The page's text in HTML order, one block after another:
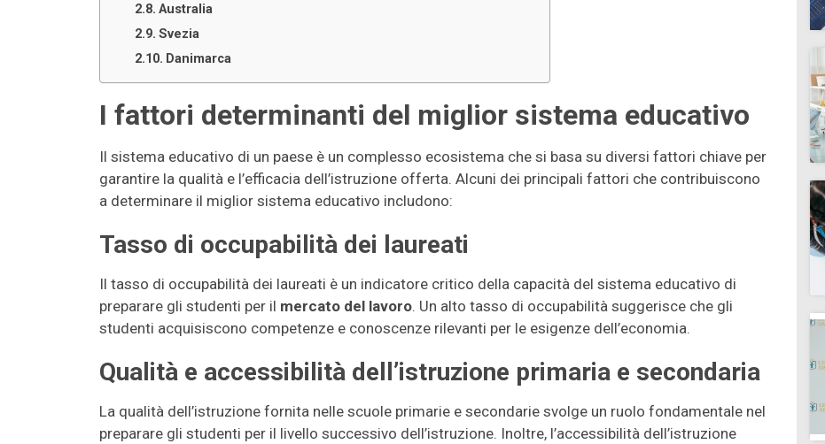
Australia
Svezia
Danimarca
I fattori determinanti del miglior sistema educativo
Il sistema educativo di un paese è un complesso ecosistema che si basa su diversi fattori chiave per
garantire la qualità e l’efficacia dell’istruzione offerta. Alcuni dei principali fattori che contribuiscono
a determinare il miglior sistema educativo includono:
Tasso di occupabilità dei laureati
Il tasso di occupabilità dei laureati è un indicatore critico della capacità del sistema educativo di
preparare gli studenti per il mercato del lavoro. Un alto tasso di occupabilità suggerisce che gli
studenti acquisiscono competenze e conoscenze rilevanti per le esigenze dell’economia.
Qualità e accessibilità dell’istruzione primaria e secondaria
La qualità dell’istruzione fornita nelle scuole primarie e secondarie svolge un ruolo fondamentale nel
preparare gli studenti per il livello successivo dell’istruzione. Inoltre, l’accessibilità dell’istruzione